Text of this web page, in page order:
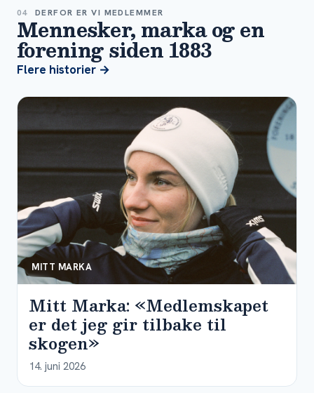
04 DERFOR ER VI MEDLEMMER
Mennesker, marka og en
forening siden 1883
Flere historier →
MITT MARKA
Mitt Marka: «Medlemskapet
er det jeg gir tilbake til
skogen»
14. juni 2026